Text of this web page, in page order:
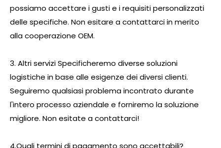
possiamo accettare i gusti e i requisiti personalizzati
delle specifiche. Non esitare a contattarci in merito
alla cooperazione OEM.
3. Altri servizi Specificheremo diverse soluzioni
logistiche in base alle esigenze dei diversi clienti.
Seguiremo qualsiasi problema incontrato durante
l'intero processo aziendale e forniremo la soluzione
migliore. Non esitate a contattarci!
4.Quali termini di pagamento sono accettabili?